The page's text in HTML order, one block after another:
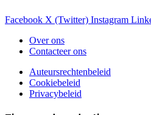
Facebook X (Twitter) Instagram
Over ons
Contacteer ons
Auteursrechtenbeleid
Cookiebeleid
Privacybeleid